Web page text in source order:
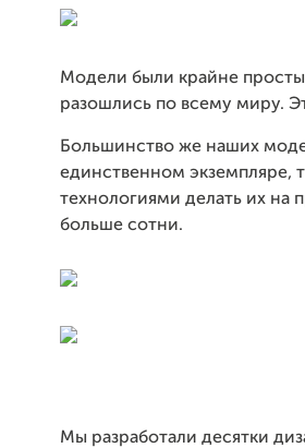
Модели были крайне
разошлись по всему миру.
Большинство же наших
единственном экземпляре,
технологиями делать их
больше сотни.
Мы разработали десятки